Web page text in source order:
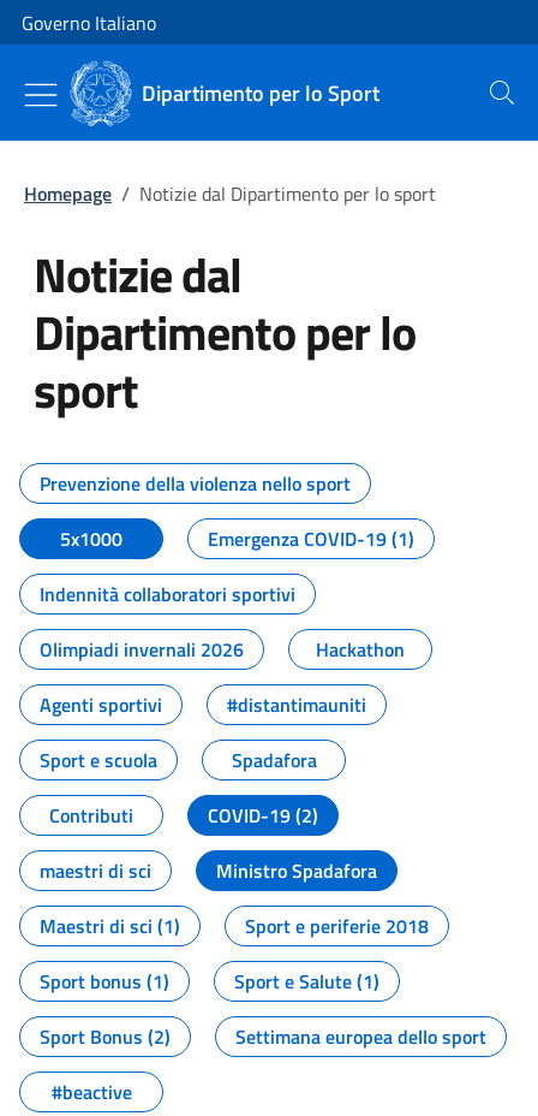
Vai al contenuto
Vai alla navigazione del sito
Governo Italiano
Dipartimento per lo Sport Cerca
Homepage / Notizie dal Dipartimento per lo sport
Notizie dal
Dipartimento per lo
sport
Tutti i contenuti della pagina
Prevenzione della violenza nello sport
5x1000
Emergenza COVID-19 (1)
Indennità collaboratori sportivi
Olimpiadi invernali 2026
Hackathon
Agenti sportivi
#distantimauniti
Sport e scuola
Spadafora
Contributi
COVID-19 (2)
maestri di sci
Ministro Spadafora
Maestri di sci (1)
Sport e periferie 2018
Sport bonus (1)
Sport e Salute (1)
Sport Bonus (2)
Settimana europea dello sport
#beactive